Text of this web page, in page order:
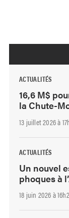
ACTUALITÉS
16,6 M$
la Chute-
13 juillet 2026 à
ACTUALITÉS
Un nouvel
phoques à
18 juin 2026 à